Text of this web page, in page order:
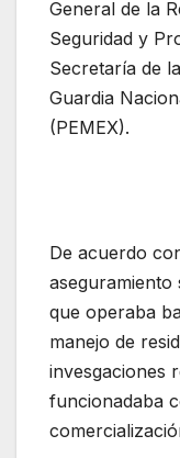
General de la
Seguridad y
Secretaría de
Guardia
(PEMEX).
De acuerdo
aseguramiento
que operaba
manejo de
invesgaciones
funcionadaba